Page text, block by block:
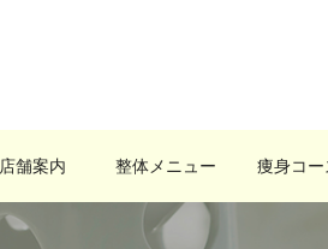
店舗案内 整体メニュー 痩身コー